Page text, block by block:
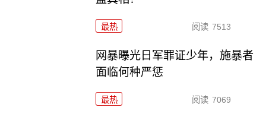
最热 阅读 7513
网暴曝光日军罪证少年，施暴者
面临何种严惩
最热 阅读 7069